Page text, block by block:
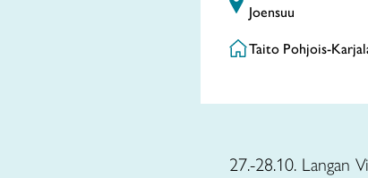
Joensuu
Taito Pohjois-
27.-28.10. Langan